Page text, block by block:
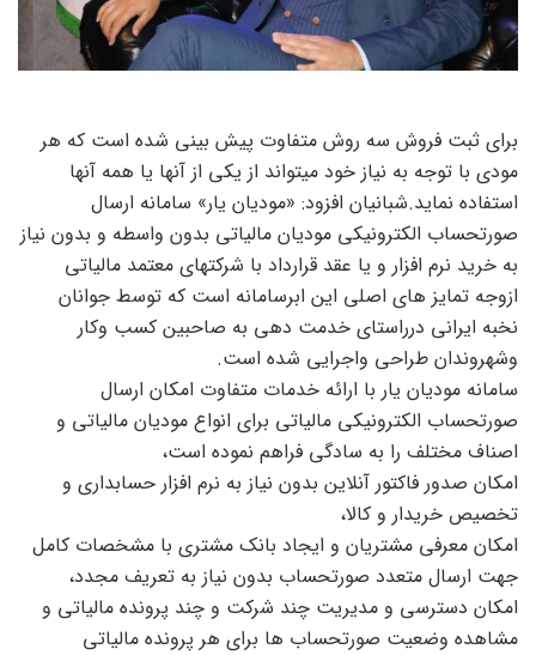
برای ثبت فروش سه روش متفاوت پیش بینی شده است که هر
مودی با توجه به نیاز خود میتواند از یکی از آنها یا همه آنها
استفاده نماید.شبانیان افزود: «مودیان یار» سامانه ارسال
صورتحساب الکترونیکی مودیان مالیاتی بدون واسطه و بدون نیاز
به خرید نرم افزار و یا عقد قرارداد با شرکتهای معتمد مالیاتی
ازوجه تمایز های اصلی این ابرسامانه است که توسط جوانان
نخبه ایرانی درراستای خدمت دهی به صاحبین کسب وکار
وشهروندان طراحی واجرایی شده است.
سامانه مودیان یار با ارائه خدمات متفاوت امکان ارسال
صورتحساب الکترونیکی مالیاتی برای انواع مودیان مالیاتی و
اصناف مختلف را به سادگی فراهم نموده است،
امکان صدور فاکتور آنلاین بدون نیاز به نرم افزار حسابداری و
تخصیص خریدار و کالا،
امکان معرفی مشتریان و ایجاد بانک مشتری با مشخصات کامل
جهت ارسال متعدد صورتحساب بدون نیاز به تعریف مجدد،
امکان دسترسی و مدیریت چند شرکت و چند پرونده مالیاتی و
مشاهده وضعیت صورتحساب ها برای هر پرونده مالیاتی